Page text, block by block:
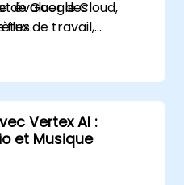
évaluer des
de Google Cloud,
flux de travail,
principes d'une IA
Vertex AI :
et Musique